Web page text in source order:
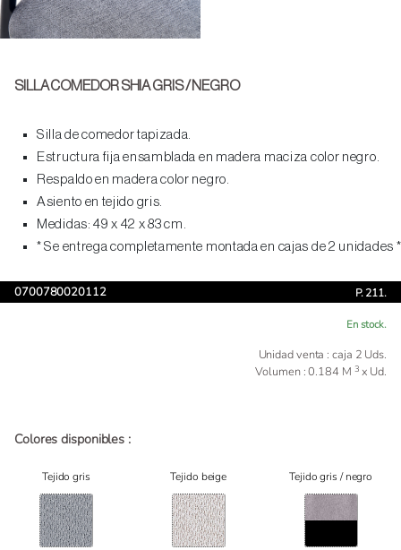
SILLA COMEDOR SHIA GRIS / NEGRO
Silla de comedor tapizada.
Estructura fija ensamblada en madera maciza color negro.
Respaldo en madera color negro.
Asiento en tejido gris.
Medidas: 49 x 42 x 83 cm.
* Se entrega completamente montada en cajas de 2 unidades
0700780020112 P. 211.
En stock.
Unidad venta : caja 2 Uds.
Volumen : 0.184 M 3 x Ud.
Colores disponibles :
Tejido gris Tejido beige Tejido gris / negro